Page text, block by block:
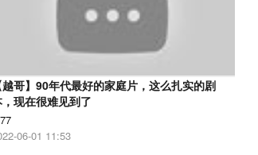
越哥】90年代最好的家庭片，这么扎实的剧
现在很难见到了
06-01 11:53